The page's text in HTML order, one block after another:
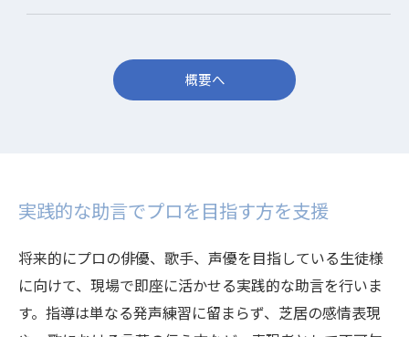
概要へ
実践的な助言でプロを目指す方を支援
将来的にプロの俳優、歌手、声優を目指している生徒様
に向けて、現場で即座に活かせる実践的な助言を行いま
す。指導は単なる発声練習に留まらず、芝居の感情表現